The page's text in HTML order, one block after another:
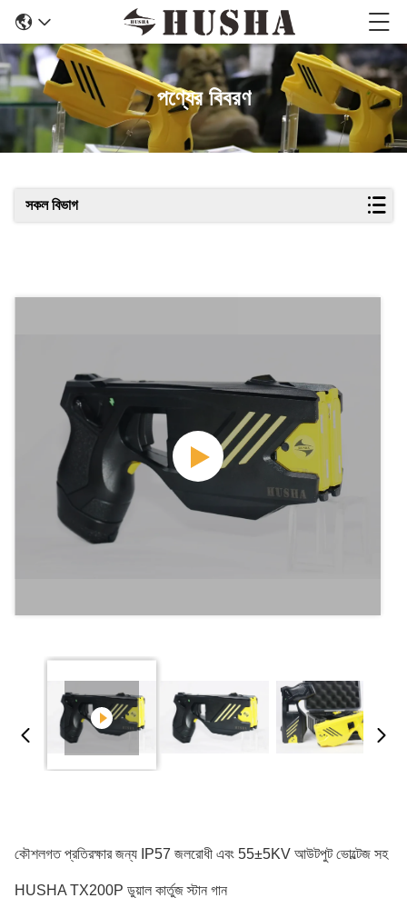
পণ্যের বিবরণ
সকল বিভাগ
কৌশলগত প্রতিরক্ষার জন্য IP57 জলরোধী এবং 55±5KV আউটপুট ভোল্টেজ সহ
HUSHA TX200P ডুয়াল কার্তুজ স্টান গান